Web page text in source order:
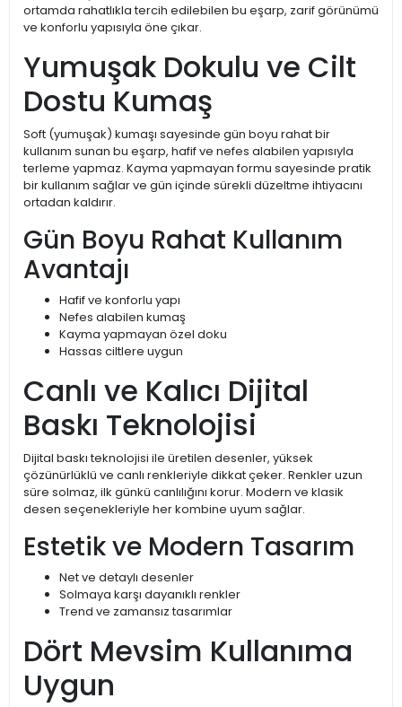
ortamda rahatlıkla tercih edilebilen bu eşarp, zarif görünümü
ve konforlu yapısıyla öne çıkar.
Yumuşak Dokulu ve Cilt
Dostu Kumaş
Soft (yumuşak) kumaşı sayesinde gün boyu rahat bir
kullanım sunan bu eşarp, hafif ve nefes alabilen yapısıyla
terleme yapmaz. Kayma yapmayan formu sayesinde pratik
bir kullanım sağlar ve gün içinde sürekli düzeltme ihtiyacını
ortadan kaldırır.
Gün Boyu Rahat Kullanım
Avantajı
Hafif ve konforlu yapı
Nefes alabilen kumaş
Kayma yapmayan özel doku
Hassas ciltlere uygun
Canlı ve Kalıcı Dijital
Baskı Teknolojisi
Dijital baskı teknolojisi ile üretilen desenler, yüksek
çözünürlüklü ve canlı renkleriyle dikkat çeker. Renkler uzun
süre solmaz, ilk günkü canlılığını korur. Modern ve klasik
desen seçenekleriyle her kombine uyum sağlar.
Estetik ve Modern Tasarım
Net ve detaylı desenler
Solmaya karşı dayanıklı renkler
Trend ve zamansız tasarımlar
Dört Mevsim Kullanıma
Uygun